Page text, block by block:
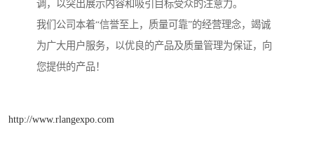
调，以突出展示内容和吸引目标受众的注意力。
我们公司本着“信誉至上，质量可靠”的经营理念，竭诚
为广大用户服务，以优良的产品及质量管理为保证，向
您提供的产品！
http://www.rlangexpo.com